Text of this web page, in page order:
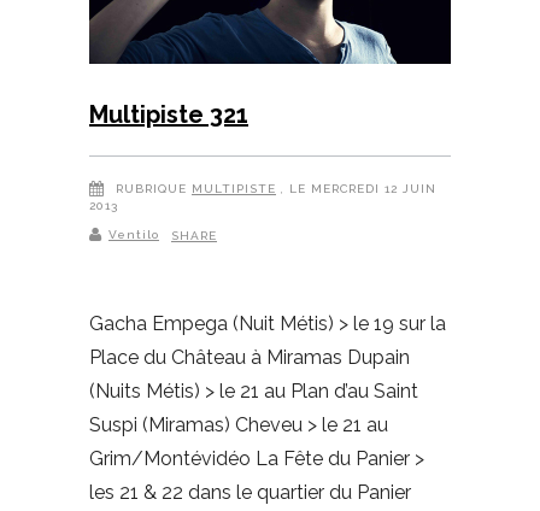
Multipiste 321
RUBRIQUE MULTIPISTE
, LE MERCREDI 12 JUIN
2013
Ventilo SHARE
Gacha Empega (Nuit Métis) > le 19 sur la
Place du Château à Miramas Dupain
(Nuits Métis) > le 21 au Plan d’au Saint
Suspi (Miramas) Cheveu > le 21 au
Grim/Montévidéo La Fête du Panier >
les 21 & 22 dans le quartier du Panier